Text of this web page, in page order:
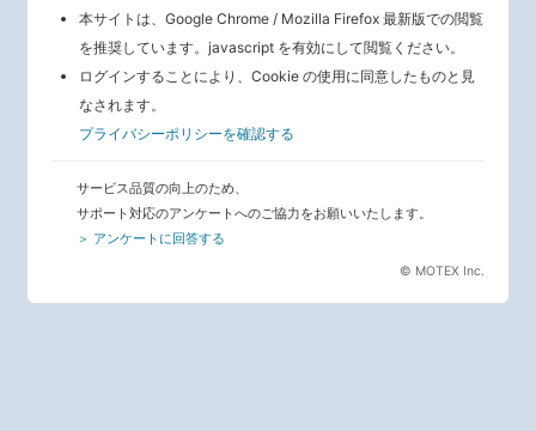
本サイトは、Google Chrome / Mozilla Firefox 最新版での閲覧
を推奨しています。javascript を有効にして閲覧ください。
ログインすることにより、Cookie の使用に同意したものと見
なされます。
プライバシーポリシーを確認する
サービス品質の向上のため、
サポート対応のアンケートへのご協力をお願いいたします。
＞ アンケートに回答する
© MOTEX Inc.